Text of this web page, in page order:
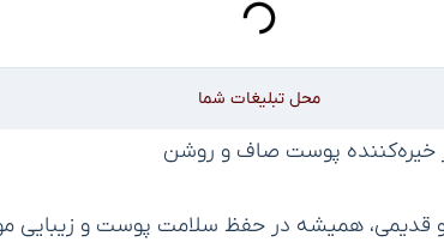
محل تبلیغات شما
خیره‌کننده پوست صاف و روشن
و قدیمی، همیشه در حفظ سلامت پوست و زیبایی